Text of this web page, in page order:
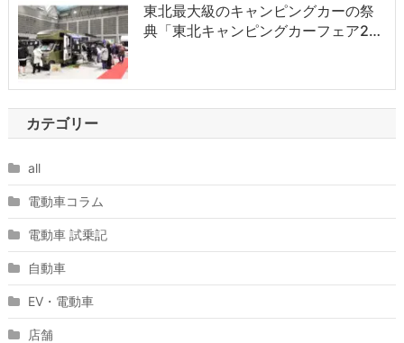
東北最大級のキャンピングカーの祭
典「東北キャンピングカーフェア2…
カテゴリー
all
電動車コラム
電動車 試乗記
自動車
EV・電動車
店舗